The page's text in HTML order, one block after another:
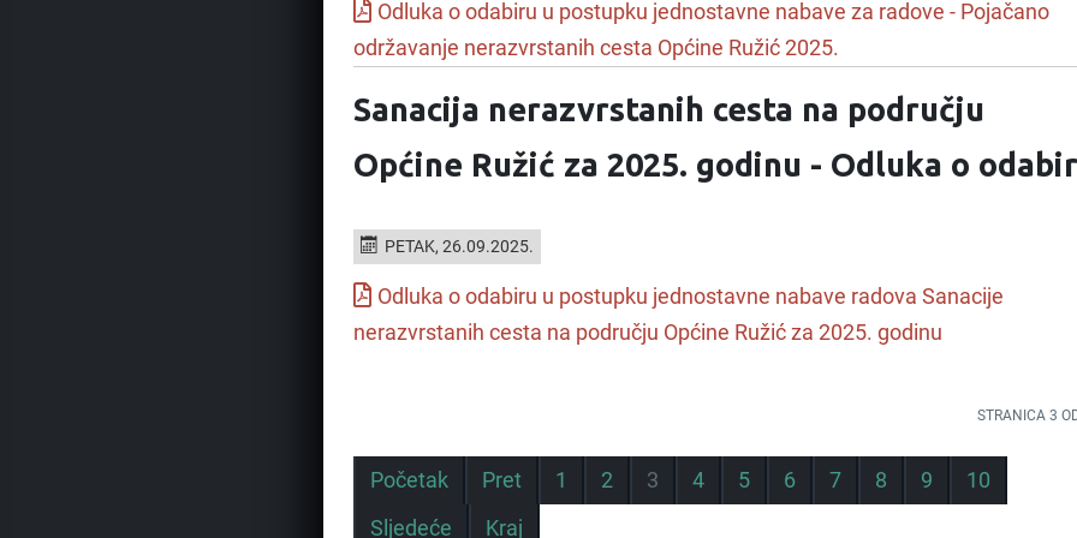
Odluka o odabiru u postupku jednostavne nabave za radove - Pojačano
održavanje nerazvrstanih cesta Općine Ružić 2025.
Sanacija nerazvrstanih cesta na području
Općine Ružić za 2025. godinu - Odluka o
PETAK, 26.09.2025.
Odluka o odabiru u postupku jednostavne nabave radova Sanacije
nerazvrstanih cesta na području Općine Ružić za 2025. godinu
STRANICA 3
Početak Pret 1 2 3 4 5 6 7 8 9
10
Sljedeće
Kraj